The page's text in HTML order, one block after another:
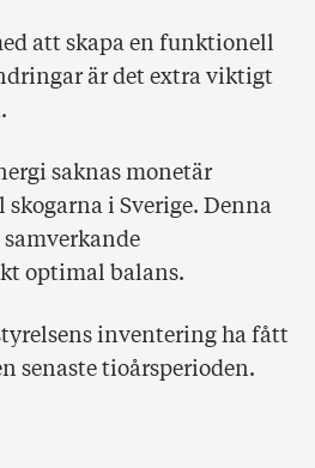
att skapa en funktionell
är det extra viktigt
saknas monetär
i Sverige. Denna
optimal balans.
inventering ha fått
senaste tioårsperioden.